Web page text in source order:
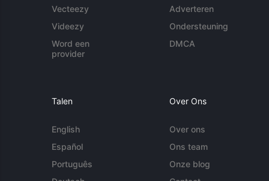
Vecteezy
Videezy
Word een
provider
Adverteren
Ondersteuning
DMCA
Talen
English
Español
Português
Over Ons
Over ons
Ons team
Onze blog